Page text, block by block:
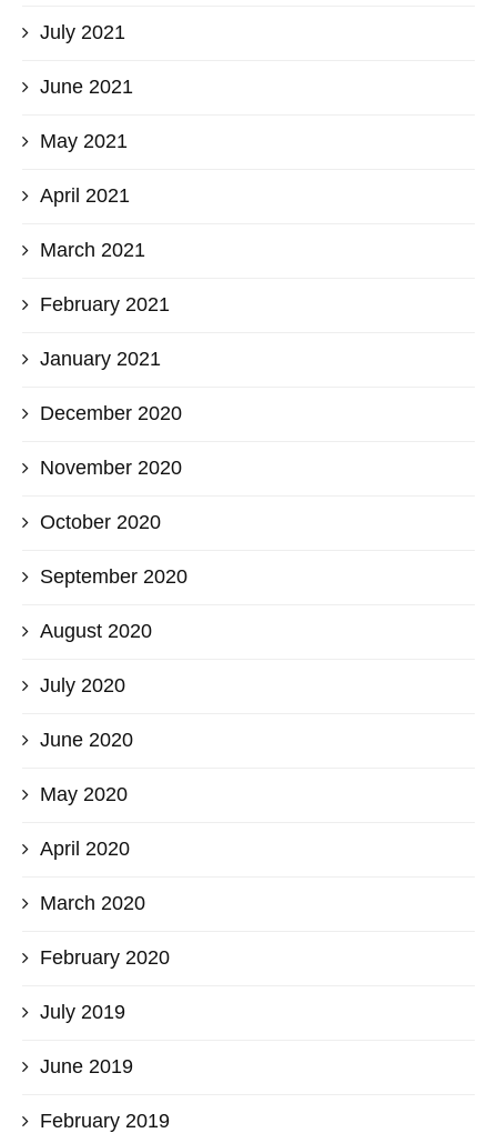
July 2021
June 2021
May 2021
April 2021
March 2021
February 2021
January 2021
December 2020
November 2020
October 2020
September 2020
August 2020
July 2020
June 2020
May 2020
April 2020
March 2020
February 2020
July 2019
June 2019
February 2019